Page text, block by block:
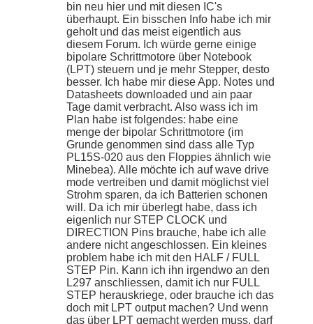
bin neu hier und mit diesen IC's
überhaupt. Ein bisschen Info habe ich mir
geholt und das meist eigentlich aus
diesem Forum. Ich würde gerne einige
bipolare Schrittmotore über Notebook
(LPT) steuern und je mehr Stepper, desto
besser. Ich habe mir diese App. Notes und
Datasheets downloaded und ain paar
Tage damit verbracht. Also wass ich im
Plan habe ist folgendes: habe eine
menge der bipolar Schrittmotore (im
Grunde genommen sind dass alle Typ
PL15S-020 aus den Floppies ähnlich wie
Minebea). Alle möchte ich auf wave drive
mode vertreiben und damit möglichst viel
Strohm sparen, da ich Batterien schonen
will. Da ich mir überlegt habe, dass ich
eigenlich nur STEP CLOCK und
DIRECTION Pins brauche, habe ich alle
andere nicht angeschlossen. Ein kleines
problem habe ich mit den HALF / FULL
STEP Pin. Kann ich ihn irgendwo an den
L297 anschliessen, damit ich nur FULL
STEP herauskriege, oder brauche ich das
doch mit LPT output machen? Und wenn
das über LPT gemacht werden muss, darf